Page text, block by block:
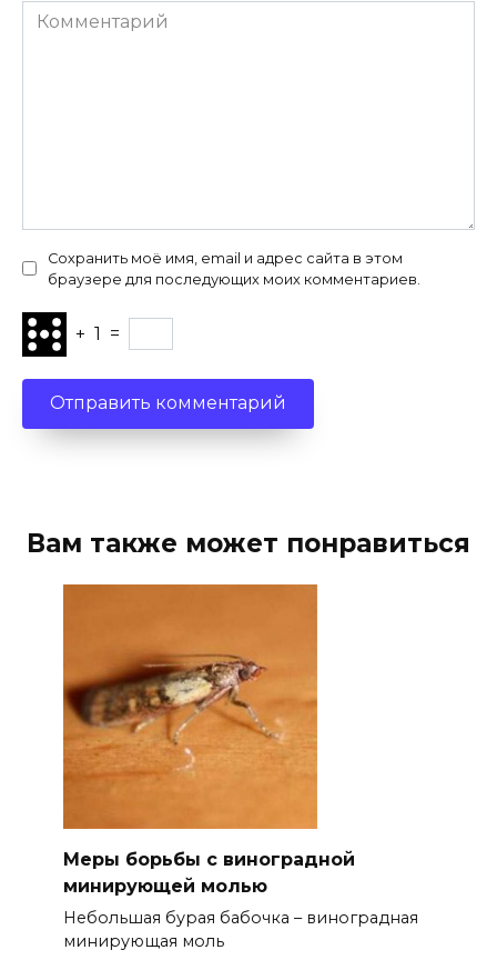
Комментарий
Сохранить моё имя, email и адрес сайта в этом
браузере для последующих моих комментариев.
+ 1 =
Вам также может понравиться
Меры борьбы с виноградной
минирующей молью
Небольшая бурая бабочка – виноградная
минирующая моль